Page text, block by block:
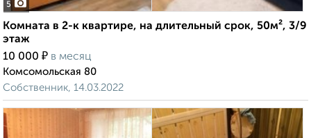
5
Комната в 2-к квартире, на длительный срок, 50м², 3/9
этаж
10 000 ₽ в месяц
Комсомольская 80
Собственник, 14.03.2022